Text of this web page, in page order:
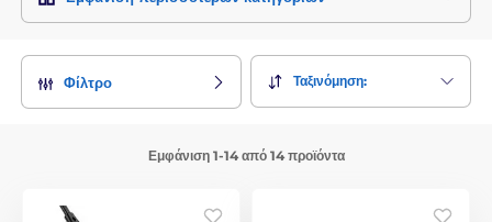
Φίλτρο Ταξινόμηση:
Εμφάνιση 1-14 από 14 προϊόντα